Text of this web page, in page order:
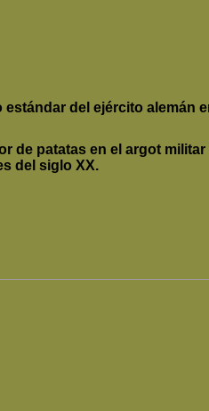
estándar del ejército alemán
de patatas en el argot
del siglo XX.